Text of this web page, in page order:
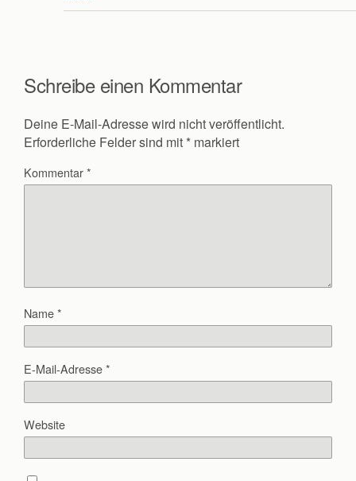
Schreibe einen Kommentar
Deine E-Mail-Adresse wird nicht veröffentlicht.
Erforderliche Felder sind mit * markiert
Kommentar*
Name*
E-Mail-Adresse*
Website